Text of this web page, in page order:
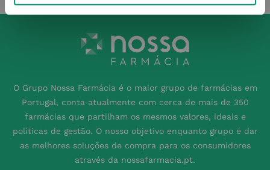
O Grupo Nossa Farmácia é o maior grupo de farmácias em
Portugal, conta atualmente com cerca de mais de 350
farmácias que partilham os mesmos valores, ideais e
políticas de gestão. O nosso objetivo enquanto grupo é dar
as melhores soluções de compra para os consumidores
através da nossafarmacia.pt.